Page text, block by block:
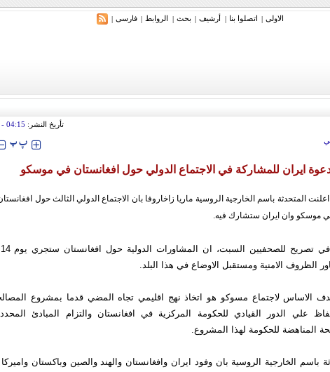
الاولی | اتصلوا بنا | أرشیف | بحث | الروابط | فارسی |
إيران ستدمر أمريكا وإسرائيل والسعودية إذا تجاوزت خطوط طهران الحمراء
تأريخ النشر: 04:15
- 02 April 2017
‍‍‍ پپ
ايران للمشاركة في الاجتماع الدولي حول افغانستان في موسكو
المتحدثة باسم الخارجية الروسية ماريا زاخاروفا بان الاجتماع الدولي الثالث حول
الظروف الامنية ومستقبل الاوضاع في هذا البلد.
الاساس لاجتماع مسوكو هو اتخاذ نهج اقليمي تجاه المضي قدما بمشروع
علي الدور القيادي للحكومة المركزية في افغانستان والتزام المبادئ
المناهضة للحكومة لهذا المشروع.
باسم الخارجية الروسية بان وفود ايران وافغانستان والهند والصين وباكستان